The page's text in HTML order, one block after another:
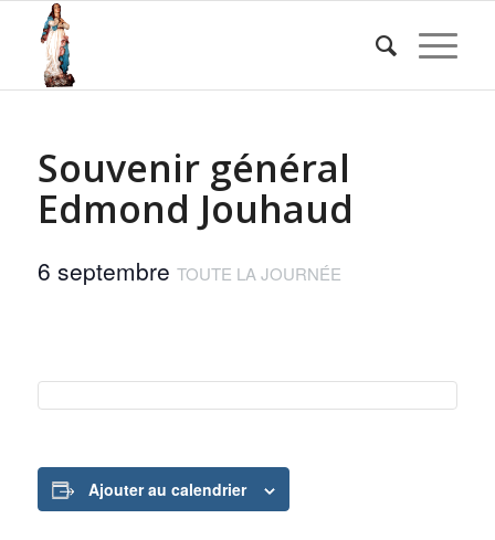
Souvenir général
Edmond Jouhaud
6 septembre TOUTE LA JOURNÉE
Ajouter au calendrier